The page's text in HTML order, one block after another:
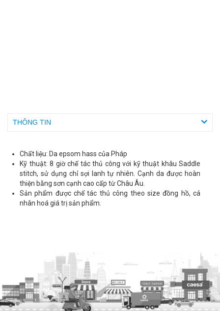
THÔNG TIN
Chất liệu: Da epsom hass của Pháp
Kỹ thuật: 8 giờ chế tác thủ công với kỹ thuật khâu Saddle
stitch, sử dụng chỉ sợi lanh tự nhiên. Cạnh da được hoàn
thiện bằng sơn cạnh cao cấp từ Châu Âu.
Sản phẩm được chế tác thủ công theo size đồng hồ, cá
nhân hoá giá trị sản phẩm.